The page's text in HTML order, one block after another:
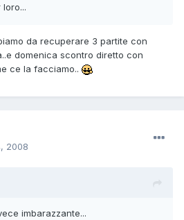
da recuperare 3 partite con
domenica scontro diretto con
ce la facciamo..
2008
imbarazzante...